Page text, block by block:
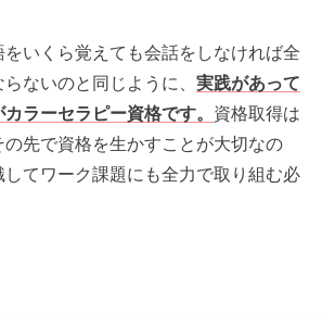
いくら覚えても会話をしなければ全
らないのと同じように、実践があって
ラーセラピー資格です。 資格取得は
の先で資格を生かすことが大切なの
てワーク課題にも全力で取り組む必